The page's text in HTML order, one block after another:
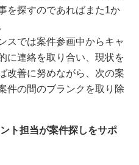
を探すのであればまた1か
スでは案件参画中からキャ
に連絡を取り合い、現状を
改善に努めながら、次の案
件の間のブランクを取り除
ト担当が案件探しをサポ